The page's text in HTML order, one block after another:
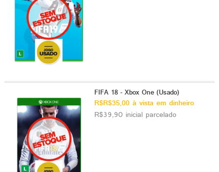
FIFA 18 - Xbox One (Usado)
R$R$35,00 à vista em dinheiro
R$39,90 inicial parcelado